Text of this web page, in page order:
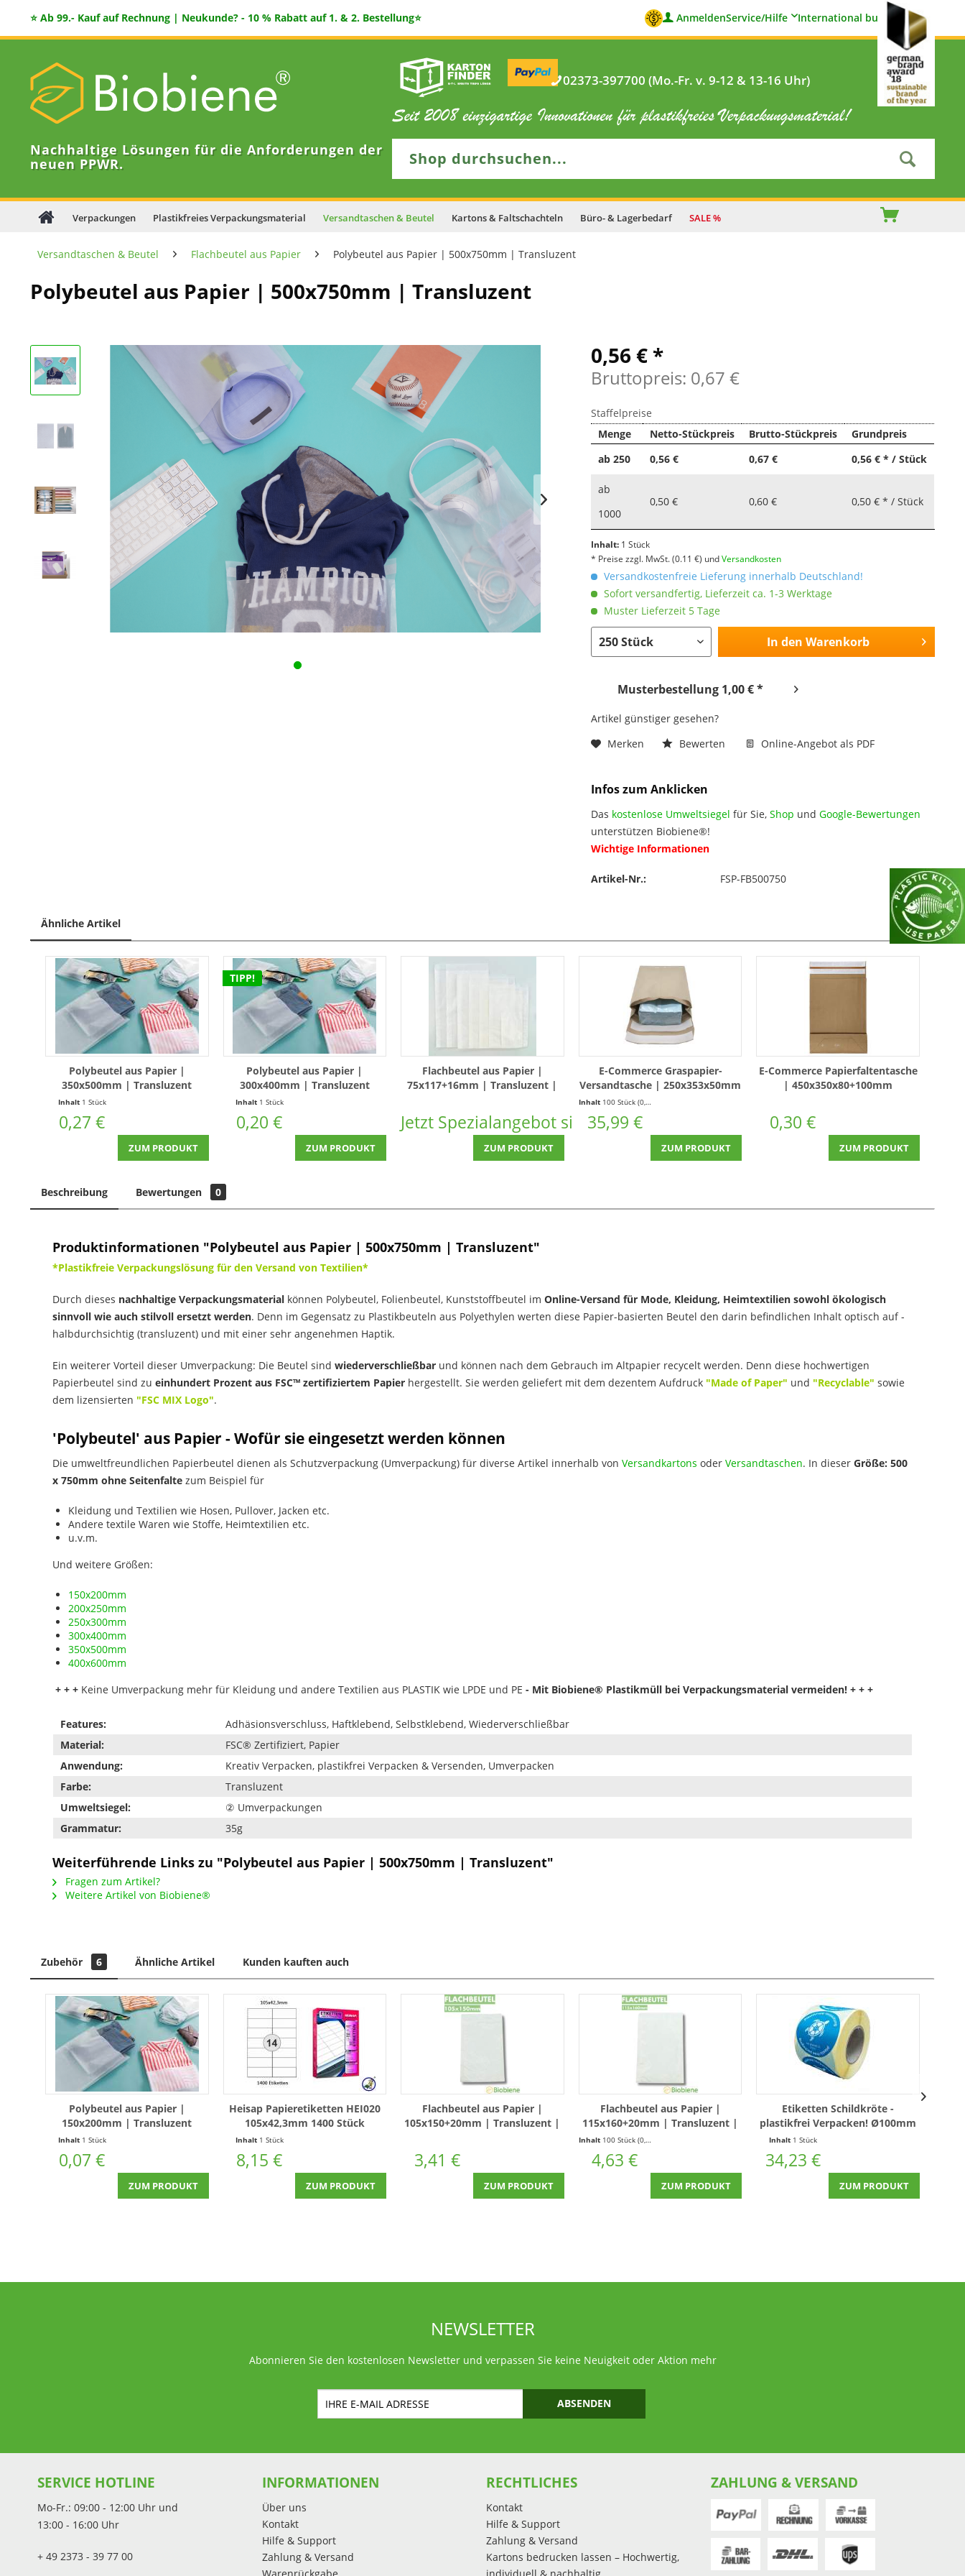
⭐ Ab 99.- Kauf auf Rechnung | Neukunde? - 10 % Rabatt auf 1. & 2. Bestellung⭐ AnmeldenService/Hilfe International buyers
Nachhaltige Lösungen für die Anforderungen der
neuen PPWR.
02373-397700 (Mo.-Fr. v. 9-12 & 13-16 Uhr)
Verpackungen Plastikfreies Verpackungsmaterial Versandtaschen & Beutel Kartons & Faltschachteln Büro- & Lagerbedarf SALE %
Versandtaschen & Beutel Flachbeutel aus Papier Polybeutel aus Papier | 500x750mm | Transluzent
Polybeutel aus Papier | 500x750mm | Transluzent
0,56 € *
Bruttopreis: 0,67 €
Staffelpreise
Menge
Netto-Stückpreis Brutto-Stückpreis
Grundpreis
ab250 0,56 € 0,67 € 0,56 € * / Stück
ab
1000
0,50 € 0,60 € 0,50 € * / Stück
Inhalt: 1 Stück
* Preise zzgl. MwSt.(0.11 €) undVersandkosten
Versandkostenfreie Lieferung innerhalb Deutschland!
Sofort versandfertig, Lieferzeit ca. 1-3 Werktage
Muster Lieferzeit 5 Tage
In den Warenkorb
Musterbestellung 1,00 € *
Artikel günstiger gesehen?
Merken
Bewerten Online-Angebot als PDF
Infos zum Anklicken
Das kostenlose Umweltsiegel für Sie,Shop undGoogle-Bewertungen
unterstützen Biobiene®!
Wichtige Informationen
Artikel-Nr.: FSP-FB500750
Ähnliche Artikel
Polybeutel aus Papier |
350x500mm | Transluzent
Inhalt 1 Stück
0,27 €
ZUM PRODUKT
TIPP!
Polybeutel aus Papier |
300x400mm | Transluzent
Inhalt 1 Stück
0,20 €
ZUM PRODUKT
Flachbeutel aus Papier |
75x117+16mm | Transluzent |
Jetzt Spezialangebot sichern!
ZUM PRODUKT
E-Commerce Graspapier-
Versandtasche | 250x353x50mm
| 100 Stück
Inhalt 100 Stück (0,36 € * / 1 Stück)
35,99 €
ZUM PRODUKT
E-Commerce Papierfaltentasche
| 450x350x80+100mm
0,30 €
ZUM PRODUKT
Beschreibung Bewertungen 0
Produktinformationen "Polybeutel aus Papier | 500x750mm | Transluzent"
*Plastikfreie Verpackungslösung für den Versand von Textilien*
Durch dieses nachhaltige Verpackungsmaterial können Polybeutel, Folienbeutel, Kunststoffbeutel im Online-Versand für Mode, Kleidung, Heimtextilien sowohl ökologisch
sinnvoll wie auch stilvoll ersetzt werden. Denn im Gegensatz zu Plastikbeuteln aus Polyethylen werten diese Papier-basierten Beutel den darin befindlichen Inhalt optisch auf -
halbdurchsichtig (transluzent) und mit einer sehr angenehmen Haptik.
Ein weiterer Vorteil dieser Umverpackung: Die Beutel sind wiederverschließbar und können nach dem Gebrauch im Altpapier recycelt werden. Denn diese hochwertigen
Papierbeutel sind zu einhundert Prozent aus FSC™ zertifiziertem Papier hergestellt. Sie werden geliefert mit dem dezentem Aufdruck "Made of Paper" und "Recyclable" sowie
dem lizensierten "FSC MIX Logo".
'Polybeutel' aus Papier - Wofür sie eingesetzt werden können
Die umweltfreundlichen Papierbeutel dienen als Schutzverpackung (Umverpackung) für diverse Artikel innerhalb von Versandkartons oder Versandtaschen. In dieser Größe: 500
x 750mm ohne Seitenfalte zum Beispiel für
Kleidung und Textilien wie Hosen, Pullover, Jacken etc.
Andere textile Waren wie Stoffe, Heimtextilien etc.
u.v.m.
Und weitere Größen:
150x200mm
200x250mm
250x300mm
300x400mm
350x500mm
400x600mm
+ + + Keine Umverpackung mehr für Kleidung und andere Textilien aus PLASTIK wie LPDE und PE - Mit Biobiene® Plastikmüll bei Verpackungsmaterial vermeiden! + + +
Features:
Adhäsionsverschluss, Haftklebend, Selbstklebend, Wiederverschließbar
Material:
FSC® Zertifiziert, Papier
Anwendung:
Kreativ Verpacken, plastikfrei Verpacken & Versenden, Umverpacken
Farbe:
Transluzent
Umweltsiegel:
② Umverpackungen
Grammatur:
35g
Weiterführende Links zu "Polybeutel aus Papier | 500x750mm | Transluzent"
Fragen zum Artikel?
Weitere Artikel von Biobiene®
Zubehör 6 Ähnliche Artikel Kunden kauften auch
Polybeutel aus Papier |
150x200mm | Transluzent
Inhalt 1 Stück
0,07 €
ZUM PRODUKT
Heisap Papieretiketten HEI020
105x42,3mm 1400 Stück
Inhalt 1 Stück
8,15 €
ZUM PRODUKT
Flachbeutel aus Papier |
105x150+20mm | Transluzent |
3,41 €
ZUM PRODUKT
Flachbeutel aus Papier |
115x160+20mm | Transluzent |
100 Stück
Inhalt 100 Stück (0,05 € * / 1 Stück)
4,63 €
ZUM PRODUKT
Etiketten Schildkröte -
plastikfrei Verpacken! Ø100mm
(1000 Stück je Rolle) #no planet
b - Weg vom Plastikmüll !
Inhalt 1 Stück
34,23 €
ZUM PRODUKT
NEWSLETTER
Abonnieren Sie den kostenlosen Newsletter und verpassen Sie keine Neuigkeit oder Aktion mehr
ABSENDEN
SERVICE HOTLINE
Mo-Fr.: 09:00 - 12:00 Uhr und
13:00 - 16:00 Uhr
+ 49 2373 - 39 77 00
INFORMATIONEN
Über uns
Kontakt
Hilfe & Support
Zahlung & Versand
RECHTLICHES
Kontakt
Hilfe & Support
Zahlung & Versand
Kartons bedrucken lassen – Hochwertig,
ZAHLUNG & VERSAND